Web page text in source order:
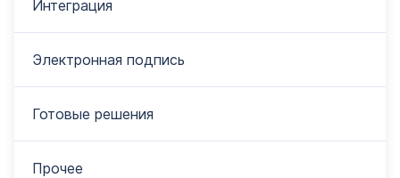
Интеграция
Электронная подпись
Готовые решения
Прочее